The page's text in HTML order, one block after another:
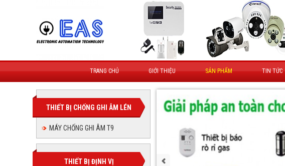
TRANG CHỦ GIỚI THIỆU SẢN PHẨM TIN TỨC
THIẾT BỊ CHỐNG GHI ÂM LÉN
MÁY CHỐNG GHI ÂM T9
THIẾT BỊ ĐỊNH VỊ